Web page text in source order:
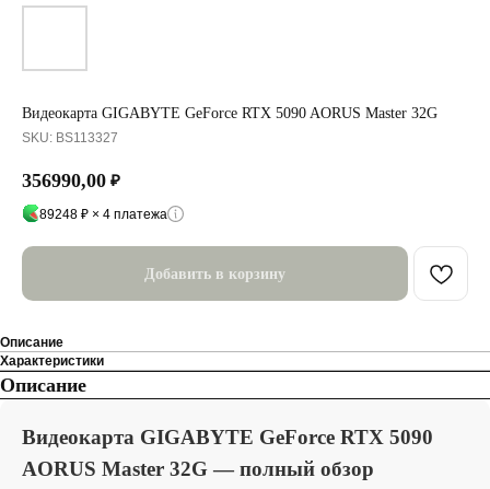
Видеокарта GIGABYTE GeForce RTX 5090 AORUS Master 32G
SKU: BS113327
356990,00 ₽
89248 ₽ × 4 платежа
Добавить в корзину
Описание
Характеристики
Описание
Видеокарта GIGABYTE GeForce RTX 5090
AORUS Master 32G — полный обзор